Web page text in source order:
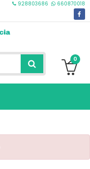
928803686 660870018
0